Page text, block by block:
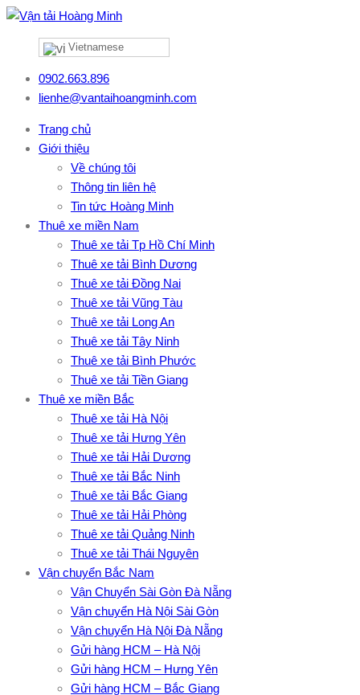
Vietnamese
0902.663.896
lienhe@vantaihoangminh.com
Trang chủ
Giới thiệu
Về chúng tôi
Thông tin liên hệ
Tin tức Hoàng Minh
Thuê xe miền Nam
Thuê xe tải Tp Hồ Chí Minh
Thuê xe tải Bình Dương
Thuê xe tải Đồng Nai
Thuê xe tải Vũng Tàu
Thuê xe tải Long An
Thuê xe tải Tây Ninh
Thuê xe tải Bình Phước
Thuê xe tải Tiền Giang
Thuê xe miền Bắc
Thuê xe tải Hà Nội
Thuê xe tải Hưng Yên
Thuê xe tải Hải Dương
Thuê xe tải Bắc Ninh
Thuê xe tải Bắc Giang
Thuê xe tải Hải Phòng
Thuê xe tải Quảng Ninh
Thuê xe tải Thái Nguyên
Vận chuyển Bắc Nam
Vận Chuyển Sài Gòn Đà Nẵng
Vận chuyển Hà Nội Sài Gòn
Vận chuyển Hà Nội Đà Nẵng
Gửi hàng HCM – Hà Nội
Gửi hàng HCM – Hưng Yên
Gửi hàng HCM – Bắc Giang